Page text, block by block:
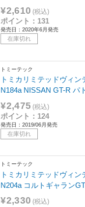
¥2,610 (税込)
ポイント：131
発売日：2020年6月発売
在庫切れ
トミーテック
トミカリミテッドヴィン
N184a NISSAN GT-R パ
¥2,475 (税込)
ポイント：124
発売日：2019/06月発売
在庫切れ
トミーテック
トミカリミテッドヴィン
N204a コルトギャラン
¥2,330 (税込)